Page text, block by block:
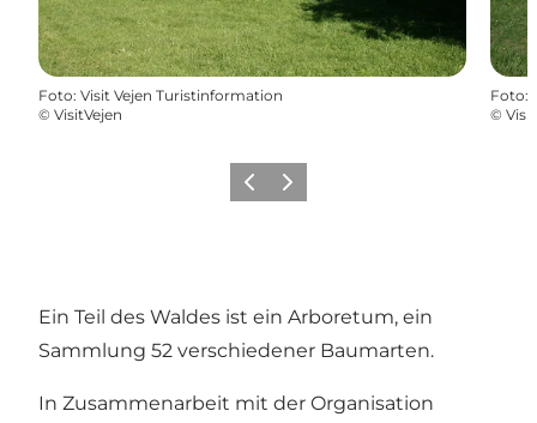
Foto: Visit Vejen Turistinformation
© VisitVejen
Foto:
©
Vorherige Folie
Nächste Folie
Ein Teil des Waldes ist ein Arboretum, ein
Sammlung 52 verschiedener Baumarten.
In Zusammenarbeit mit der Organisation